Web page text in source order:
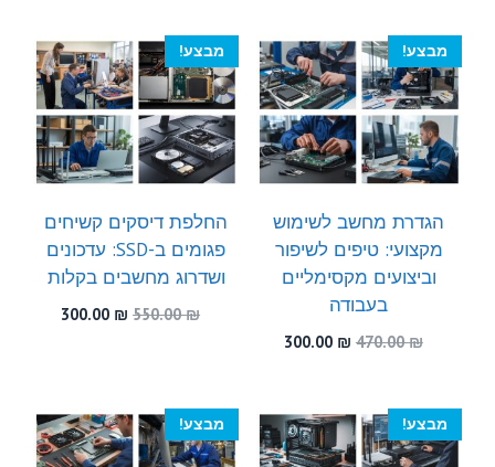
560.00 ₪.
300.00 ₪.
500.00 ₪.
300.00 ₪.
מבצע!
הגדרת מחשב לשימוש
מקצועי: טיפים לשיפור
וביצועים מקסימליים
בעבודה
470.00₪
המחיר
470.00 ₪.
300.00 ₪
300.00 ₪.
מבצע!
החלפת דיסקים קשיחים
פגומים ב-SSD: עדכונים
ושדרוג מחשבים בקלות
550.00₪
המחיר
300.00 ₪
המחיר
מבצע! מבצע!